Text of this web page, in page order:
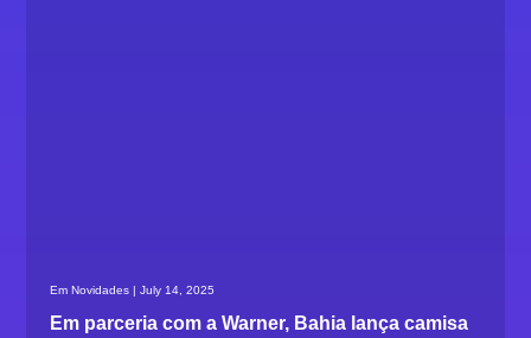
Em Novidades | July 14, 2025
Em parceria com a Warner, Bahia lança camisa